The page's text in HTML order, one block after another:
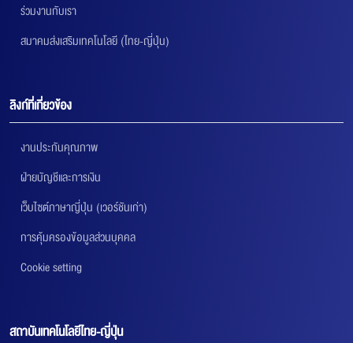
ร่วมงานกับเรา
สมาคมส่งเสริมเทคโนโลยี (ไทย-ญี่ปุ่น)
ลิงก์ที่เกี่ยวข้อง
งานประกันคุณภาพ
ฝ่ายบัญชีและการเงิน
เว็บไซต์ภาษาญี่ปุ่น (เวอร์ชันเก่า)
การคุ้มครองข้อมูลส่วนบุคคล
Cookie setting
สถาบันเทคโนโลยีไทย-ญี่ปุ่น